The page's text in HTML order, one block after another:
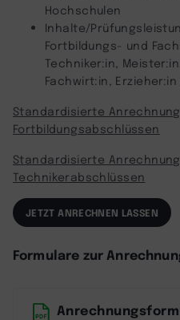
Hochschulen
Inhalte/
Fortbildungs- und
Techniker:in,
Fachwirt:in, Erzieher:in
Standardisierte
Fortbildungsabschlüssen
Standardisierte
Technikerabschlüssen
JETZT ANRECHNEN LASSEN
Formulare zur